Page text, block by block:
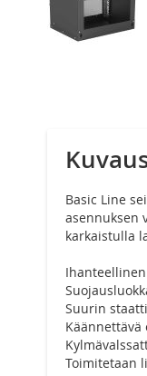
Basic Line
asennuksen
karkaistulla
Suurin
Käännettävä
Toimitetaan